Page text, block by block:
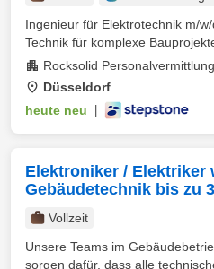
Ingenieur für Elektrotechnik m/
Technik für komplexe
Rocksolid
Düsseldorf
heute neu
Elektroniker / Elektriker
Gebäudetechnik bis zu
Vollzeit
Unsere Teams im
sorgen dafür, dass alle